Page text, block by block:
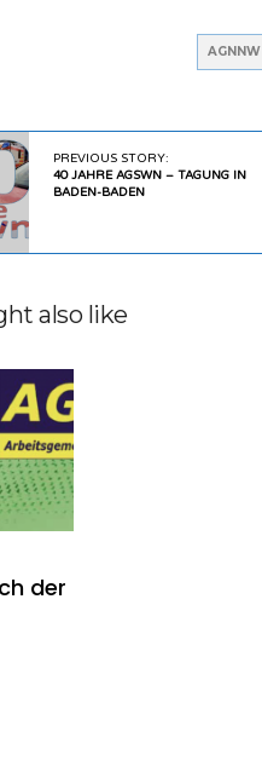
AGNNW
PREVIOUS STORY:
40 JAHRE AGSWN – TAGUNG IN
BADEN-BADEN
also like
der